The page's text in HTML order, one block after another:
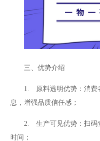
三、优势介绍
1. 原料透明优势：消费
息，增强品质信任感；
2. 生产可见优势：扫码
时间；